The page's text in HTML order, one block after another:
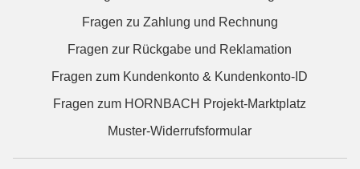
Fragen zu Zahlung und Rechnung
Fragen zur Rückgabe und Reklamation
Fragen zum Kundenkonto & Kundenkonto-ID
Fragen zum HORNBACH Projekt-Marktplatz
Muster-Widerrufsformular